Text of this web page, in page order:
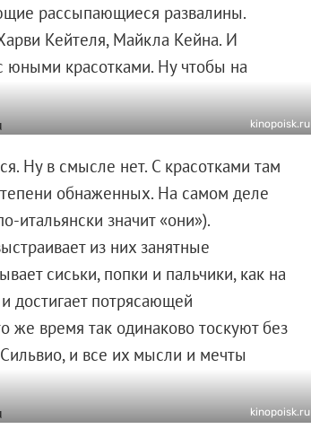
рассыпающиеся развалины.
Кейтеля, Майкла Кейна. И
юными красотками. Ну чтобы на
kinopoisk.ru
Ну в смысле нет. С красотками там
обнаженных. На самом деле
итальянски значит «они»).
из них занятные
сиськи, попки и пальчики, как на
достигает потрясающей
же время так одинаково тоскуют без
и все их мысли и мечты
kinopoisk.ru